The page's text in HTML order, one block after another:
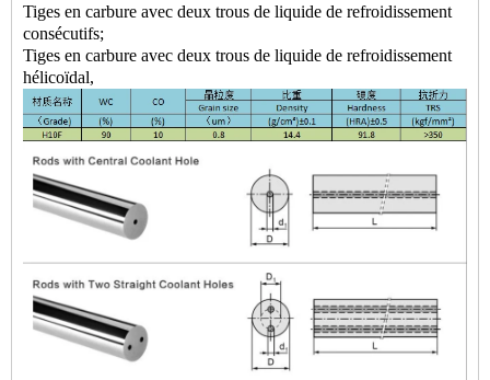
Tiges en carbure avec deux trous de liquide de refroidissement
consécutifs;
Tiges en carbure avec deux trous de liquide de refroidissement
hélicoïdal,